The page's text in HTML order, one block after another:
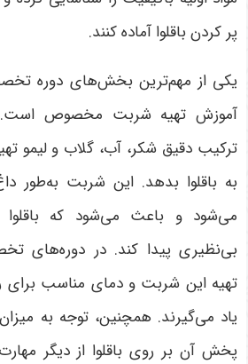
پر کردن باقلوا آماده کنند.
یکی از مهم‌ترین بخش‌های دوره
آموزش تهیه شربت مخصوص است.
ترکیب دقیق شکر، آب، گلاب و لیمو
به باقلوا بدهد. این شربت به‌طور
می‌شود و باعث می‌شود که
بی‌نظیری پیدا کند. در دوره‌های
تهیه این شربت و دمای مناسب برای
یاد می‌گیرند. همچنین، توجه به
پخش آن بر روی باقلوا از دیگر